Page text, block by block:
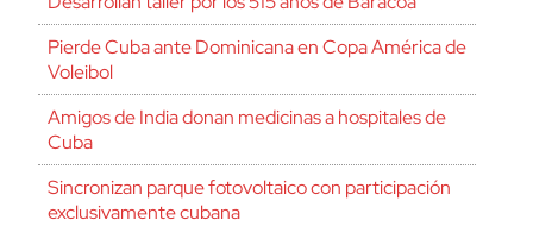
Pierde Cuba ante Dominicana en Copa América de
Voleibol
Amigos de India donan medicinas a hospitales de
Cuba
Sincronizan parque fotovoltaico con participación
exclusivamente cubana